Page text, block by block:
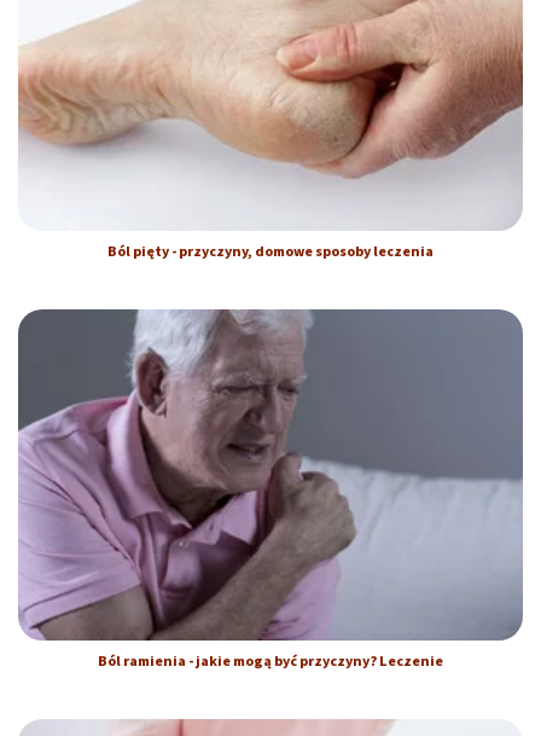
Ból pięty - przyczyny, domowe sposoby leczenia
Ból ramienia - jakie mogą być przyczyny? Leczenie